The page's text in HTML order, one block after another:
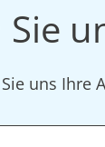
uns